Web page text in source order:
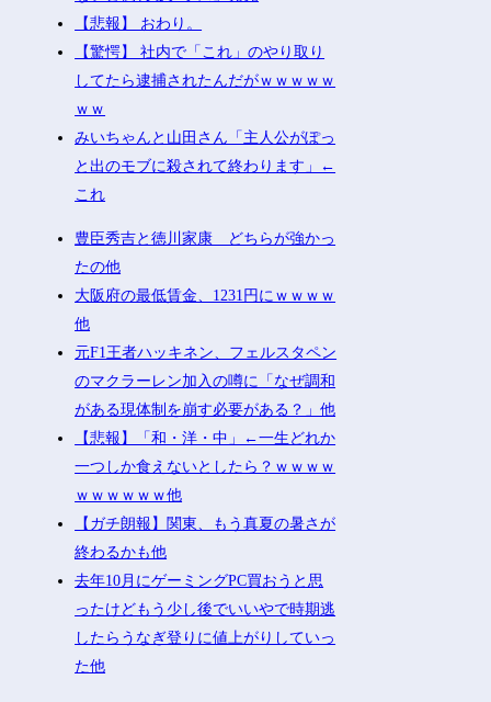
【悲報】 おわり。
【驚愕】 社内で「これ」のやり取り
してたら逮捕されたんだがｗｗｗｗｗ
ｗｗ
みいちゃんと山田さん「主人公がぽっ
と出のモブに殺されて終わります」←
これ
豊臣秀吉と徳川家康 どちらが強かっ
たの他
大阪府の最低賃金、1231円にｗｗｗｗ
他
元F1王者ハッキネン、フェルスタペン
のマクラーレン加入の噂に「なぜ調和
がある現体制を崩す必要がある？」他
【悲報】「和・洋・中」←一生どれか
一つしか食えないとしたら？ｗｗｗｗ
ｗｗｗｗｗｗ他
【ガチ朗報】関東、もう真夏の暑さが
終わるかも他
去年10月にゲーミングPC買おうと思
ったけどもう少し後でいいやで時期逃
したらうなぎ登りに値上がりしていっ
た他